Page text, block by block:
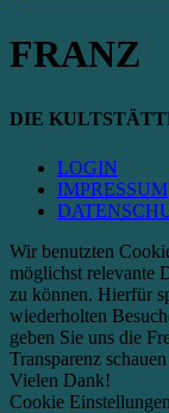
FRANZ
DIE
LOGIN
IMPRESSUM
Wir benutzten
möglichst relevante
zu können. Hierfür
wiederholten
geben Sie uns die
Transparenz
Vielen Dank!
Cookie Einstellungen